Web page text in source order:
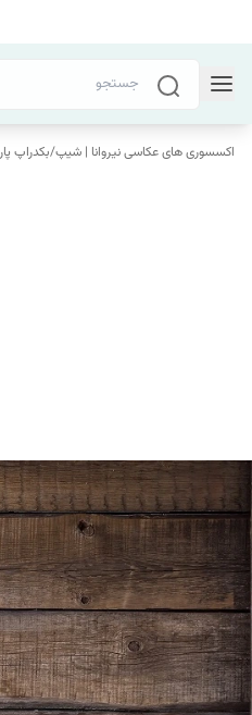
اکسسوری های عکاسی نیروانا | شیپ/بکدراپ